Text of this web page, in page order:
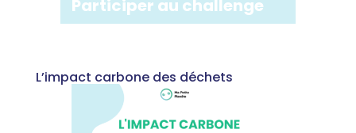
Participer au challenge
L’impact carbone des déchets